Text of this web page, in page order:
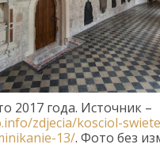
2017 года. Источник –
zdjecia/kosciol-
13/. Фото без